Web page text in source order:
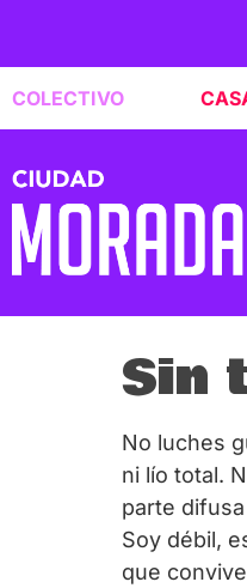
COLECTIVO
Sin
No luches
ni lío total.
parte
Soy débil,
que